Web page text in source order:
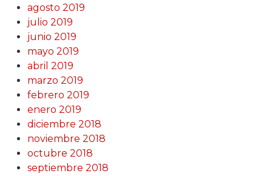
agosto 2019
julio 2019
junio 2019
mayo 2019
abril 2019
marzo 2019
febrero 2019
enero 2019
diciembre 2018
noviembre 2018
octubre 2018
septiembre 2018